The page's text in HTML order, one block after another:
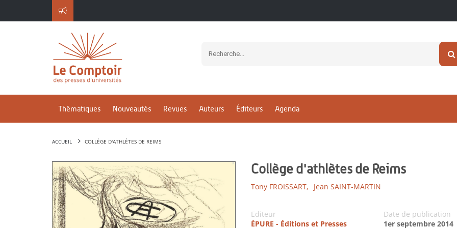
Thématiques Nouveautés Revues Auteurs Éditeurs Agenda
ACCUEIL COLLÈGE D'ATHLÈTES DE REIMS
Collège d'athlètes de Reims
Tony FROISSART, Jean SAINT-MARTIN
Editeur
ÉPURE - Éditions et Presses
Date de publication
1er septembre 2014